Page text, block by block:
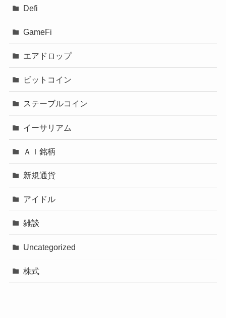
Defi
GameFi
エアドロップ
ビットコイン
ステーブルコイン
イーサリアム
ＡＩ銘柄
新規通貨
アイドル
雑談
Uncategorized
株式